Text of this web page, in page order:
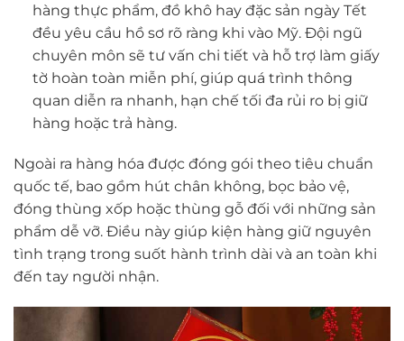
hàng thực phẩm, đồ khô hay đặc sản ngày Tết
đều yêu cầu hồ sơ rõ ràng khi vào Mỹ. Đội ngũ
chuyên môn sẽ tư vấn chi tiết và hỗ trợ làm giấy
tờ hoàn toàn miễn phí, giúp quá trình thông
quan diễn ra nhanh, hạn chế tối đa rủi ro bị giữ
hàng hoặc trả hàng.
Ngoài ra hàng hóa được đóng gói theo tiêu chuẩn
quốc tế, bao gồm hút chân không, bọc bảo vệ,
đóng thùng xốp hoặc thùng gỗ đối với những sản
phẩm dễ vỡ. Điều này giúp kiện hàng giữ nguyên
tình trạng trong suốt hành trình dài và an toàn khi
đến tay người nhận.